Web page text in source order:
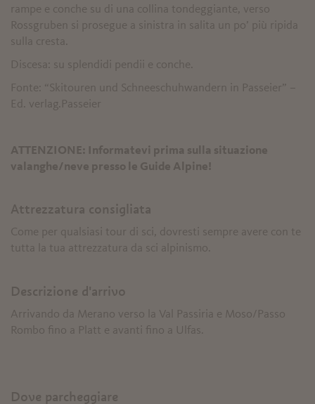
rampe e conche su di una collina tondeggiante, verso
Rossgruben si prosegue a sinistra in salita un po’ più ripida
sulla cresta.
Discesa: su splendidi pendii e conche.
Fonte: “Skitouren und Schneeschuhwandern in Passeier” –
Ed. verlag.Passeier
ATTENZIONE: Informatevi prima sulla situazione
valanghe/neve presso le Guide Alpine!
Attrezzatura consigliata
Come per qualsiasi tour di sci, dovresti sempre avere con te
tutta la tua attrezzatura da sci alpinismo.
Descrizione d'arrivo
Arrivando da Merano verso la Val Passiria e Moso/Passo
Rombo fino a Platt e avanti fino a Ulfas.
Dove parcheggiare